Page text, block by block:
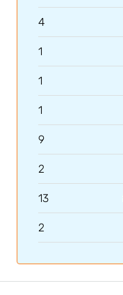
4
1
1
1
9
2
13
2